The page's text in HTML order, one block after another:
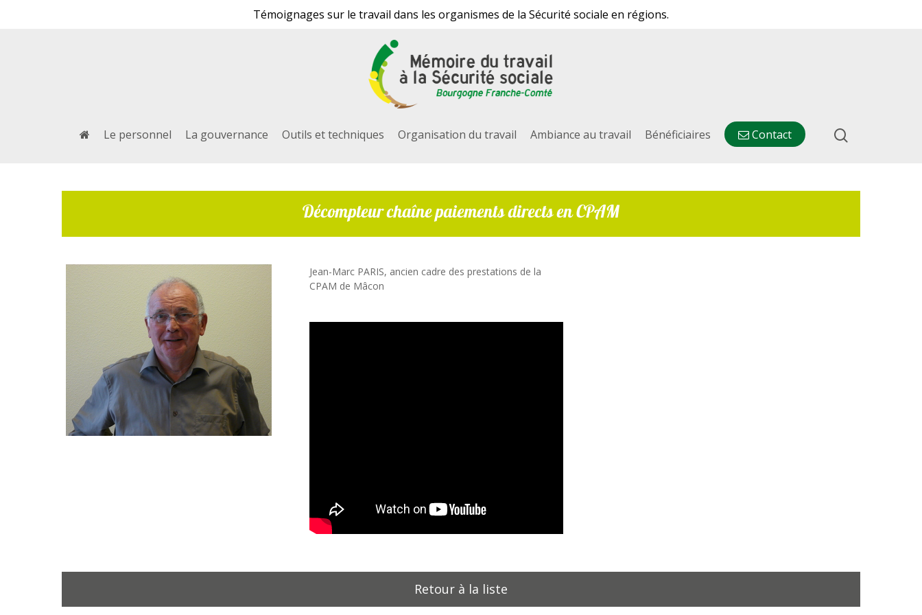
Témoignages sur le travail dans les organismes de la Sécurité sociale en régions.
Le personnel La gouvernance Outils et techniques Organisation du travail Ambiance au travail Bénéficiaires Contact
Décompteur chaîne paiements directs en CPAM
Jean-Marc PARIS, ancien cadre des prestations de la
CPAM de Mâcon
Retour à la liste